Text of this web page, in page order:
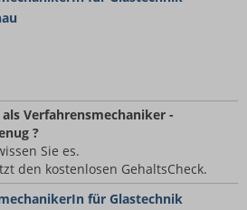
als Verfahrensmechaniker -
?
Sie es.
den kostenlosen GehaltsCheck.
für Glastechnik